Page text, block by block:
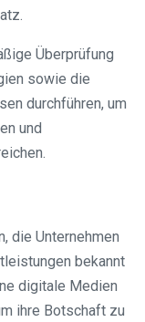
Überprüfung
sowie die
durchführen, um
und
die Unternehmen
bekannt
digitale Medien
ihre Botschaft zu